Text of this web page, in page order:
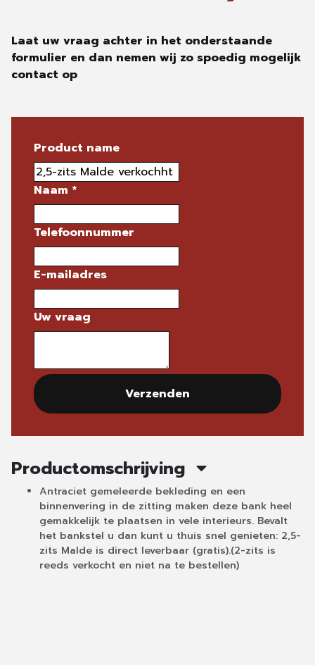
Laat uw vraag achter in het onderstaande
formulier en dan nemen wij zo spoedig mogelijk
contact op
Product name
Naam *
Telefoonnummer
E-mailadres
Uw vraag
Verzenden
Productomschrijving
Antraciet gemeleerde bekleding en een
binnenvering in de zitting maken deze bank heel
gemakkelijk te plaatsen in vele interieurs. Bevalt
het bankstel u dan kunt u thuis snel genieten: 2,5-
zits Malde is direct leverbaar (gratis).(2-zits is
reeds verkocht en niet na te bestellen)